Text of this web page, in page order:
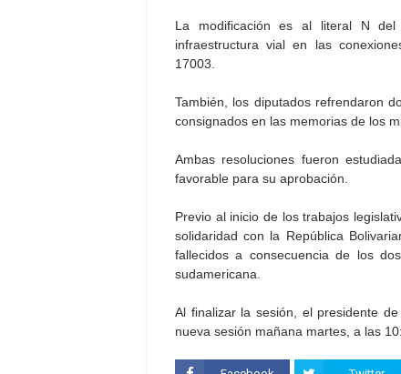
La modificación es al literal N
infraestructura vial en las
17003.
También, los diputados refrendaron
consignados en las memorias de los
Ambas resoluciones fueron
favorable para su aprobación.
Previo al inicio de los trabajos
solidaridad con la República
fallecidos a consecuencia de los
sudamericana.
Al finalizar la sesión, el presidente
nueva sesión mañana martes, a las